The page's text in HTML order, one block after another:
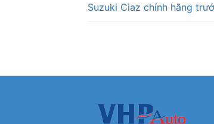
Suzuki Ciaz chính hãng